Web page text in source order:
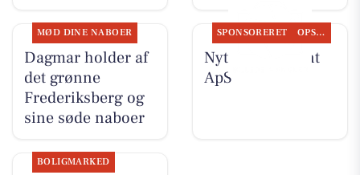
MØD DINE NABOER
Dagmar holder af
det grønne
Frederiksberg og
sine søde naboer
SPONSORERET OPSLAGSTAVLEN
Nyt fra Fairpaint
ApS
BOLIGMARKED